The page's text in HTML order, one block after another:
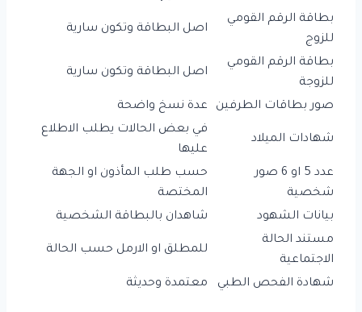
بطاقة الرقم القومي
للزوج
اصل البطاقة وتكون سارية
بطاقة الرقم القومي
للزوجة
اصل البطاقة وتكون سارية
صور بطاقات الطرفين عدة نسخ واضحة
شهادات الميلاد
في بعض الحالات يطلب الاطلاع
عليها
عدد 5 او 6 صور
شخصية
حسب طلب المأذون او الجهة
المختصة
بيانات الشهود
شاهدان بالبطاقة الشخصية
مستند الحالة
الاجتماعية
للمطلق او الارمل حسب الحالة
شهادة الفحص الطبي معتمدة وحديثة